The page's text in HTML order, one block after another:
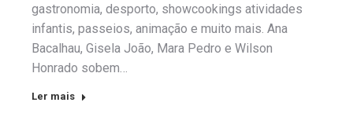
gastronomia, desporto, showcookings atividades
infantis, passeios, animação e muito mais. Ana
Bacalhau, Gisela João, Mara Pedro e Wilson
Honrado sobem…
Ler mais